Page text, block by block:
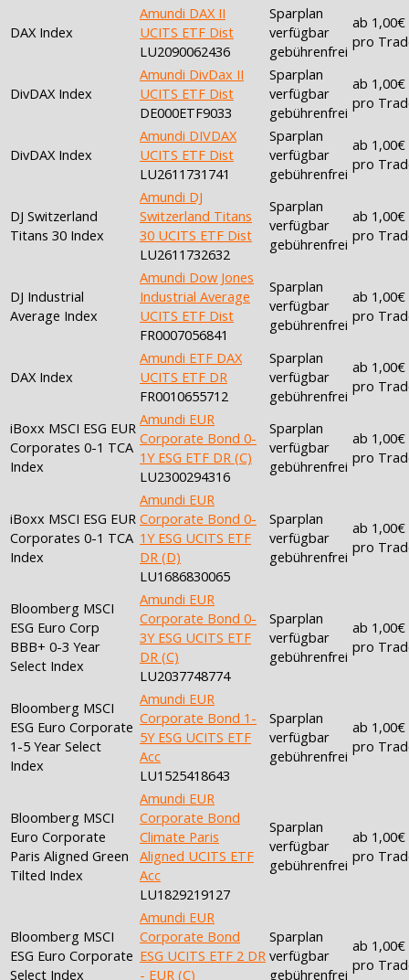
DAX Index
Amundi DAX II
UCITS ETF Dist
LU2090062436
Sparplan
verfügbar
gebührenfrei
ab 1,00€
pro
DivDAX Index
Amundi DivDax II
UCITS ETF Dist
DE000ETF9033
Sparplan
verfügbar
gebührenfrei
ab 1,00€
pro
DivDAX Index
Amundi DIVDAX
UCITS ETF Dist
LU2611731741
Sparplan
verfügbar
gebührenfrei
ab 1,00€
pro
DJ Switzerland
Titans 30 Index
Amundi DJ
Switzerland Titans
30 UCITS ETF Dist
LU2611732632
Sparplan
verfügbar
gebührenfrei
ab 1,00€
pro
DJ Industrial
Average Index
Amundi Dow Jones
Industrial Average
UCITS ETF Dist
FR0007056841
Sparplan
verfügbar
gebührenfrei
ab 1,00€
pro
DAX Index
Amundi ETF DAX
UCITS ETF DR
FR0010655712
Sparplan
verfügbar
gebührenfrei
ab 1,00€
pro
iBoxx MSCI ESG EUR
Corporates 0-1 TCA
Index
Amundi EUR
Corporate Bond 0-
1Y ESG ETF DR (C)
LU2300294316
Sparplan
verfügbar
gebührenfrei
ab 1,00€
pro
iBoxx MSCI ESG EUR
Corporates 0-1 TCA
Index
Amundi EUR
Corporate Bond 0-
1Y ESG UCITS ETF
DR (D)
LU1686830065
Sparplan
verfügbar
gebührenfrei
ab 1,00€
pro
Bloomberg MSCI
ESG Euro Corp
BBB+ 0-3 Year
Select Index
Amundi EUR
Corporate Bond 0-
3Y ESG UCITS ETF
DR (C)
LU2037748774
Sparplan
verfügbar
gebührenfrei
ab 1,00€
pro
Bloomberg MSCI
ESG Euro Corporate
1-5 Year Select
Index
Amundi EUR
Corporate Bond 1-
5Y ESG UCITS ETF
Acc
LU1525418643
Sparplan
verfügbar
gebührenfrei
ab 1,00€
pro
Bloomberg MSCI
Euro Corporate
Paris Aligned Green
Tilted Index
Amundi EUR
Corporate Bond
Climate Paris
Aligned UCITS ETF
Acc
LU1829219127
Sparplan
verfügbar
gebührenfrei
ab 1,00€
pro
Bloomberg MSCI
ESG Euro Corporate
Select Index
Amundi EUR
Corporate Bond
ESG UCITS ETF 2 DR
- EUR (C)
Sparplan
verfügbar
gebührenfrei
ab 1,00€
pro